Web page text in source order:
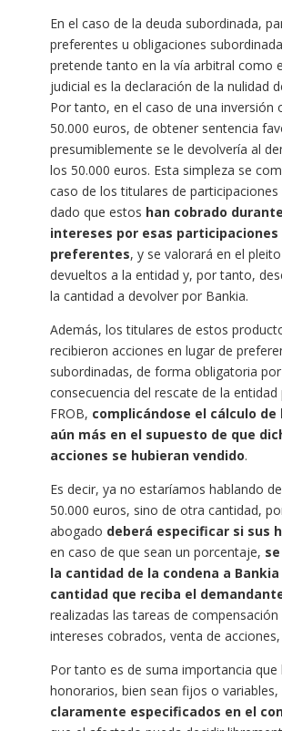
En el caso de la deuda subordinada,
preferentes u obligaciones
pretende tanto en la vía arbitral como
judicial es la declaración de la nulidad
Por tanto, en el caso de una inversión
50.000 euros, de obtener sentencia
presumiblemente se le devolvería al
los 50.000 euros. Esta simpleza se
caso de los titulares de
dado que estos han cobrado
intereses por esas participaciones
preferentes, y se valorará en el
devueltos a la entidad y, por tanto,
la cantidad a devolver por Bankia.
Además, los titulares de estos
recibieron acciones en lugar de
subordinadas, de forma obligatoria
consecuencia del rescate de la
FROB, complicándose el cálculo de
aún más en el supuesto de que
acciones se hubieran vendido.
Es decir, ya no estaríamos hablando
50.000 euros, sino de otra cantidad,
abogado deberá especificar si sus
en caso de que sean un porcentaje,
la cantidad de la condena a
cantidad que reciba el
realizadas las tareas de
intereses cobrados, venta de
Por tanto es de suma importancia que
honorarios, bien sean fijos o variables,
claramente especificados en el